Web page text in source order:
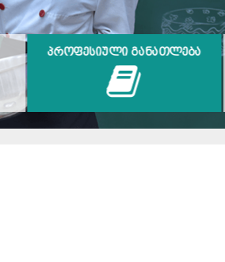
ᲞᲠᲝᲤᲔᲡᲘᲣᲚᲘ ᲒᲐᲜᲐᲗᲚᲔᲑᲐ